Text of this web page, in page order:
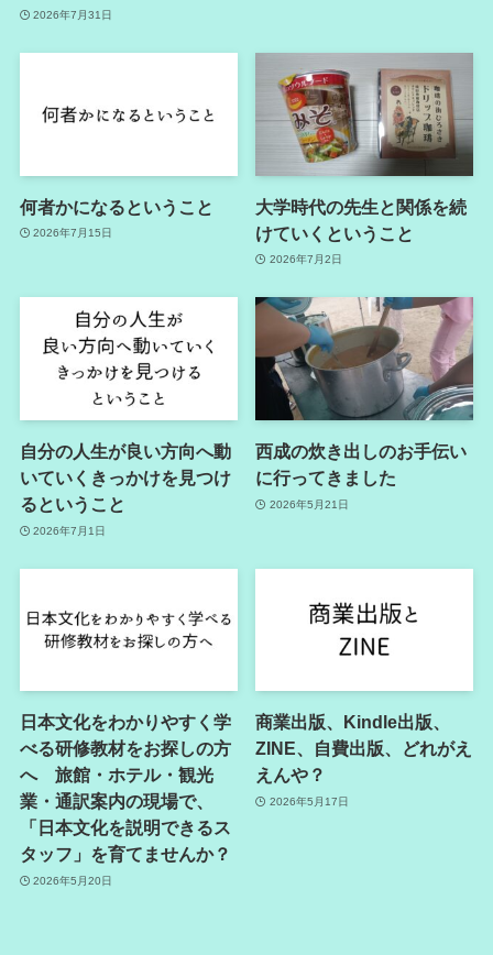
2026年7月31日
何者かになるということ
2026年7月15日
大学時代の先生と関係を続
けていくということ
2026年7月2日
自分の人生が良い方向へ動
いていくきっかけを見つけ
るということ
2026年7月1日
西成の炊き出しのお手伝い
に行ってきました
2026年5月21日
日本文化をわかりやすく学
べる研修教材をお探しの方
へ 旅館・ホテル・観光
業・通訳案内の現場で、
「日本文化を説明できるス
タッフ」を育てませんか？
2026年5月20日
商業出版、Kindle出版、
ZINE、自費出版、どれがえ
えんや？
2026年5月17日